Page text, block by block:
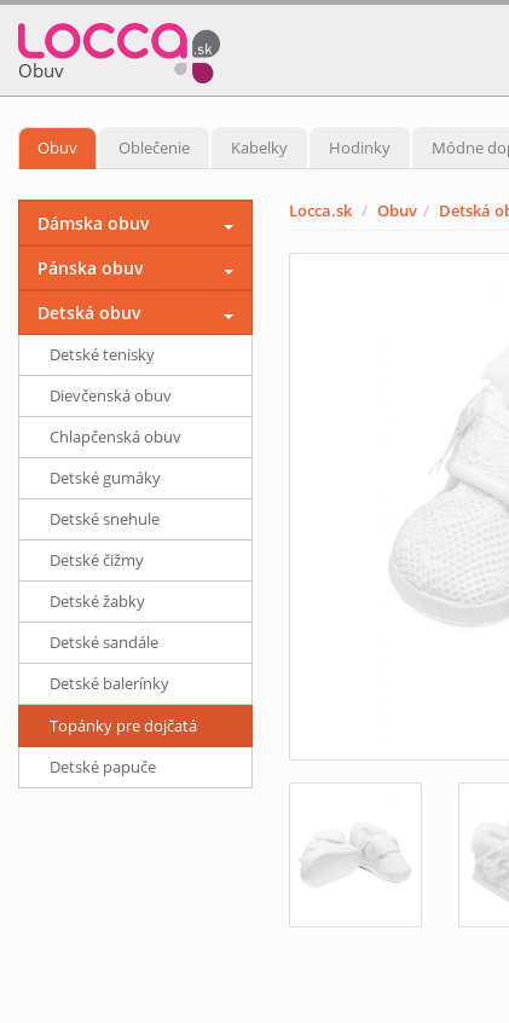
Obuv
Obuv Oblečenie Kabelky Hodinky Módne
Locca.sk Obuv Detská
Dámska obuv
Pánska obuv
Detská obuv
Detské tenisky
Dievčenská obuv
Chlapčenská obuv
Detské gumáky
Detské snehule
Detské čižmy
Detské žabky
Detské sandále
Detské balerínky
Topánky pre dojčatá
Detské papuče